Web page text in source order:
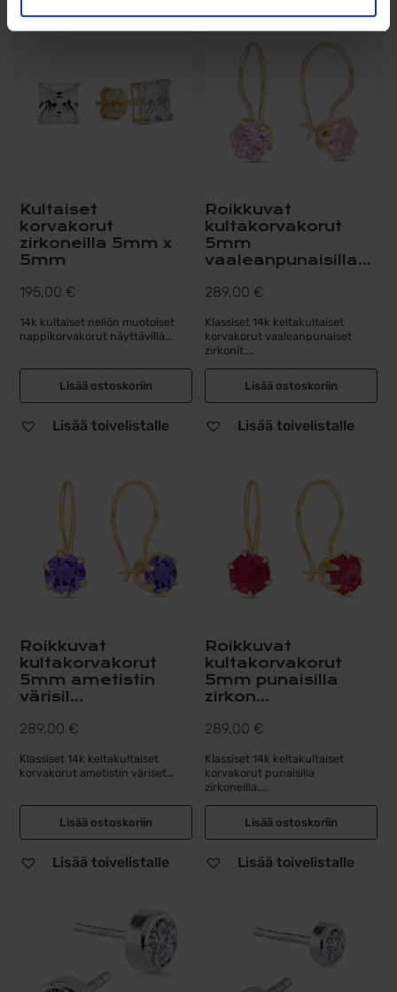
Kultaiset
korvakorut
zirkoneilla 5mm x
5mm
195,00 €
14k kultaiset neliön muotoiset
nappikorvakorut näyttävillä...
Lisää ostoskoriin
Lisää toivelistalle
Roikkuvat
kultakorvakorut
5mm
vaaleanpunaisilla...
289,00 €
Klassiset 14k keltakultaiset
korvakorut vaaleanpunaiset
zirkonit....
Lisää ostoskoriin
Lisää toivelistalle
Roikkuvat
kultakorvakorut
5mm ametistin
värisil...
289,00 €
Klassiset 14k keltakultaiset
korvakorut ametistin väriset...
Lisää ostoskoriin
Lisää toivelistalle
Roikkuvat
kultakorvakorut
5mm punaisilla
zirkon...
289,00 €
Klassiset 14k keltakultaiset
korvakorut punaisilla
zirkoneilla....
Lisää ostoskoriin
Lisää toivelistalle